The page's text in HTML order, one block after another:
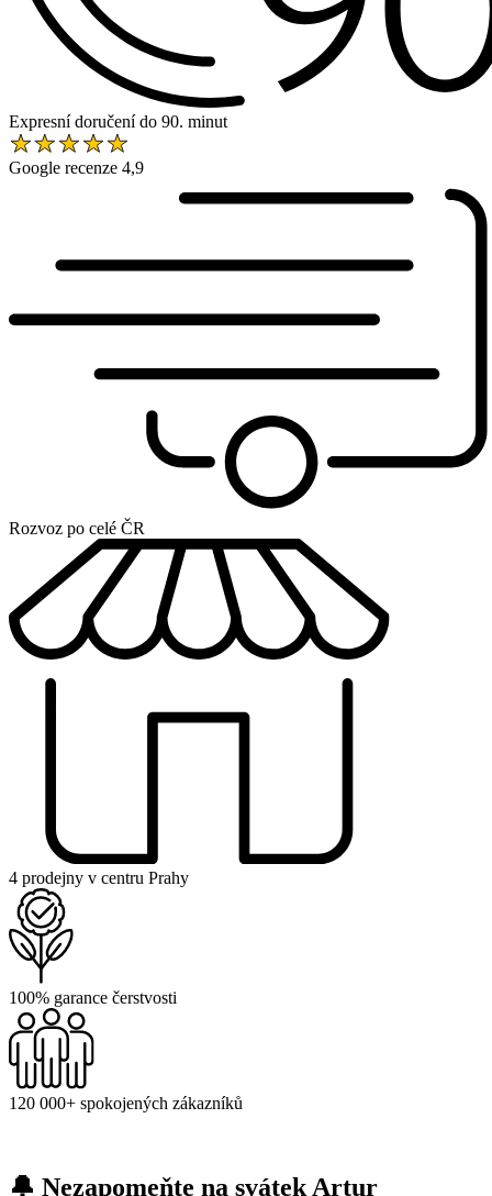
Expresní doručení do 90. minut
Google recenze 4,9
Rozvoz po celé ČR
4 prodejny v centru Prahy
100% garance čerstvosti
120 000+ spokojených zákazníků
🔔 Nezapomeňte na svátek Artur